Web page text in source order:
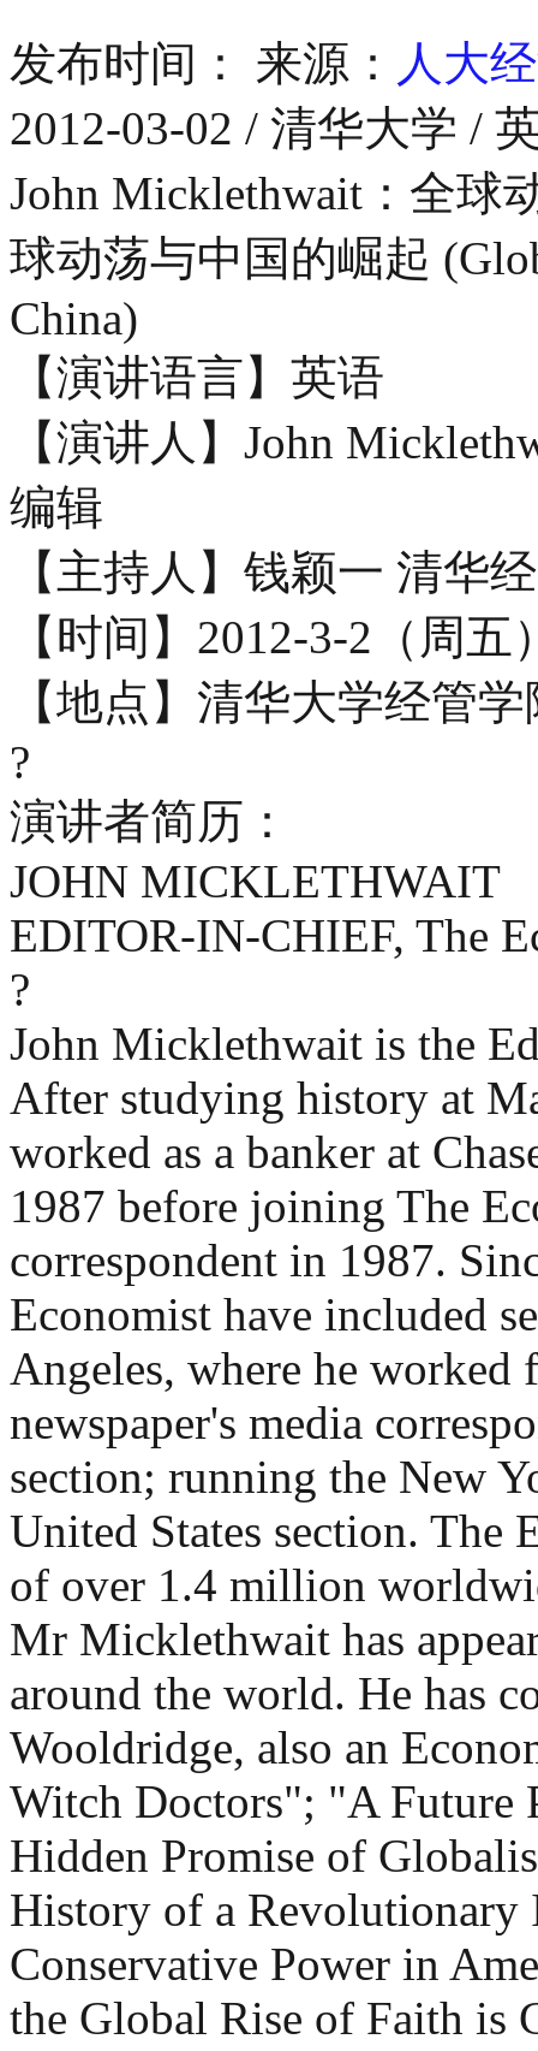
发布时间： 来源： 人大
2012-03-02 / 清华大学 /
John Micklethwait：全球
球动荡与中国的崛起
China)
【演讲语言】英语
【演讲人】John
编辑
【主持人】钱颖一 清华
【时间】2012-3-2（周
【地点】清华大学经管
?
演讲者简历：
JOHN MICKLETHWAIT
EDITOR-IN-CHIEF, The
?
John Micklethwait is the
After studying history at
worked as a banker at
1987 before joining The
correspondent in 1987.
Economist have included
Angeles, where he worked
newspaper's media
section; running the New
United States section. The
of over 1.4 million
Mr Micklethwait has
around the world. He has
Wooldridge, also an
Witch Doctors"; "A Future
Hidden Promise of
History of a
Conservative Power in
the Global Rise of Faith is